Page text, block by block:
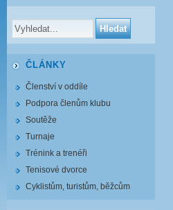
ČLÁNKY
Členství v oddíle
Podpora členům klubu
Soutěže
Turnaje
Trénink a trenéři
Tenisové dvorce
Cyklistům, turistům, běžcům